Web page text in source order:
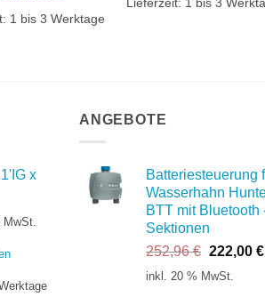
1 bis 3 Werktage
Lieferzeit: 1 bis 3
x
ANGEBOTE
Batteriesteuerung
Wasserhahn
BTT mit Bluetooth
Sektionen
252,96€
Preis
222,00 €
inkl. 20 % MwSt.